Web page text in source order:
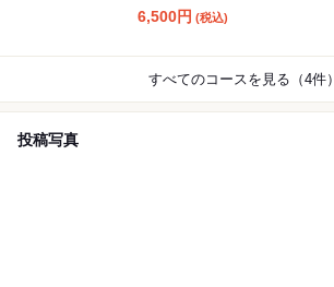
6,500円 (税込)
すべてのコースを見る（4件）
投稿写真